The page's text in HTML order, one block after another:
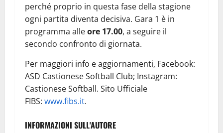
perché proprio in questa fase della stagione
ogni partita diventa decisiva. Gara 1 è in
programma alleore 17.00, a seguire il
secondo confronto di giornata.
Per maggiori info e aggiornamenti, Facebook:
ASD Castionese Softball Club; Instagram:
Castionese Softball. Sito Ufficiale
FIBS: www.fibs.it.
INFORMAZIONI SULL'AUTORE